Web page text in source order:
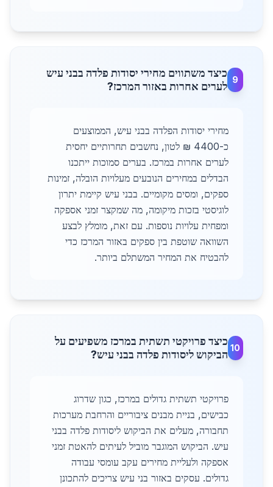
9
כיצד משתווים מחירי יסודות פלדה בבני עיש
לערים אחרות באזור המרכז?
מחירי יסודות הפלדה בבני עיש, הממוצעים
כ-4400 ₪ לטון, נחשבים תחרותיים יחסית
לערים אחרות במרכז. בערים סמוכות ייתכנו
הבדלים במחירים הנובעים מעלויות הובלה, זמינות
ספקים, ומסים מקומיים. בבני עיש קיימת יתרון
לוגיסטי בזכות מיקומה, מה שמקצר זמני אספקה
ומפחית עלויות נוספות. עם זאת, מומלץ לבצע
השוואה שוטפת בין ספקים באזור המרכז כדי
להבטיח את המחיר המשתלם ביותר.
10
כיצד פרויקטי תשתית במרכז משפיעים על
הביקוש ליסודות פלדה בבני עיש?
פרויקטי תשתית גדולים במרכז, כגון שדרוג
כבישים, בניית מבנים ציבוריים והרחבת מערכות
תחבורה, מעלים את הביקוש ליסודות פלדה בבני
עיש. הביקוש המוגבר מוביל לעיתים להאטת זמני
אספקה ולעליית מחירים עקב עומסי עבודה
גדולים. עסקים באזור בני עיש צריכים להתכונן